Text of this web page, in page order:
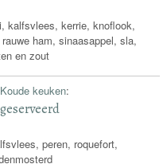
kalfsvlees, kerrie, knoflook,
ham, sinaasappel, sla,
en zout
Koude keuken:
peren, roquefort,